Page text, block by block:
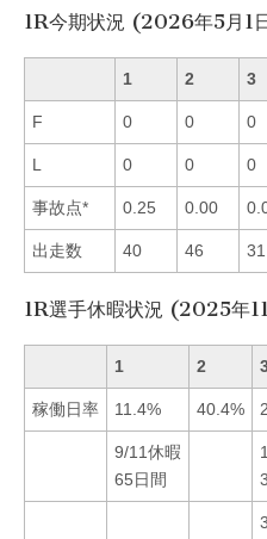
1R今期状況 (2026年5月1
1 2 3
F 0 0 0
L 0 0 0
事故点* 0.25 0.00
出走数 40 46 31
1R選手休暇状況 (2025年
1 2
稼働日率 11.4% 40.4%
9/11休暇
65日間